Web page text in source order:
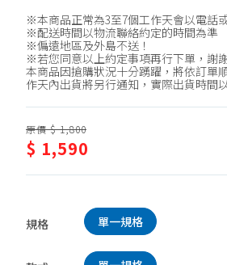
居家裝修
開運
園藝植栽
寵物飼料、寵物用品
運動配
機車專
※本商品正常為3至7個工作天會以電話
※配送時間以物流聯絡約定的時間為準
※偏遠地區及外島不送！
※若您同意以上約定事項再行下單，謝
本商品因搶購狀況十分踴躍，將依訂單
作天內出貨將另行通知，實際出貨時間
原價 $ 1,800
$ 1,590
規格 單一規格